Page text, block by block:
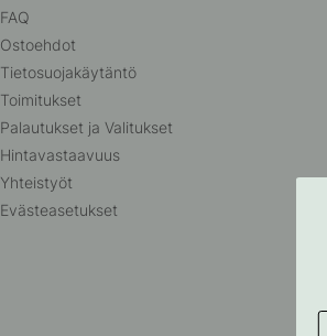
FAQ
Ostoehdot
Tietosuojakäytäntö
Toimitukset
Palautukset ja Valitukset
Hintavastaavuus
Yhteistyöt
Evästeasetukset